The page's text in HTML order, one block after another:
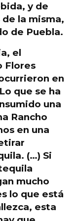
y de
de la misma,
de Puebla.
el
Flores
en
que se ha
una
Rancho
en una
(…) Si
mucho
lo que está
, esta